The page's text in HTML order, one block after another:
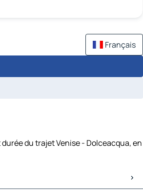
Français
du trajet Venise - Dolceacqua, en